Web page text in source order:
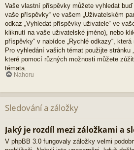
Vaše vlastní příspěvky můžete vyhledat
vaše příspěvky“ ve vašem „Uživatelském
odkaz „Vyhledat příspěvky uživatele“ ve
kliknutí na vaše uživatelské jméno), nebo
příspěvky“ v nabídce „Rychlé odkazy“,
Pro vyhledání vašich témat použijte stránku
které pomocí různých možnosti můžete
témata.
Nahoru
Sledování a záložky
Jaký je rozdíl mezi záložkami a
V phpBB 3.0 fungovaly záložky velmi